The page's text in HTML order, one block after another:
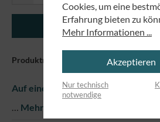
In den Warenkorb
Produktnummer:
Auf einem Blick
… Mehr
Cookies, um eine
Erfahrung bieten zu
Mehr Informationen ...
Akzeptieren
Nur technisch
notwendige